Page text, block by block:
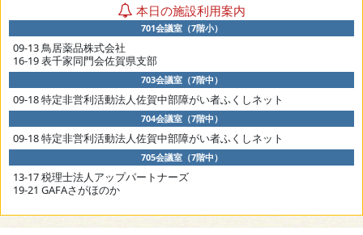
本日の施設利用案内
701会議室（7階小）
09-13 鳥居薬品株式会社
16-19 表千家同門会佐賀県支部
703会議室（7階中）
09-18 特定非営利活動法人佐賀中部障がい者ふくしネット
704会議室（7階中）
09-18 特定非営利活動法人佐賀中部障がい者ふくしネット
705会議室（7階中）
13-17 税理士法人アップパートナーズ
19-21 GAFAさがほのか